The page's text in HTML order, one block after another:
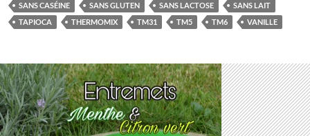
SANS CASÉINE
SANS GLUTEN SANS LACTOSE
SANS LAIT
TAPIOCA
THERMOMIX TM31 TM5 TM6 VANILLE